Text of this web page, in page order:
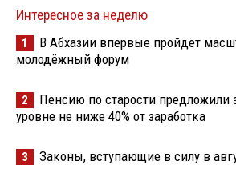
Интересное за неделю
1
В Абхазии впервые пройдёт
молодёжный форум
2
Пенсию по старости предложили
уровне не ниже 40% от заработка
3 Законы, вступающие в силу в